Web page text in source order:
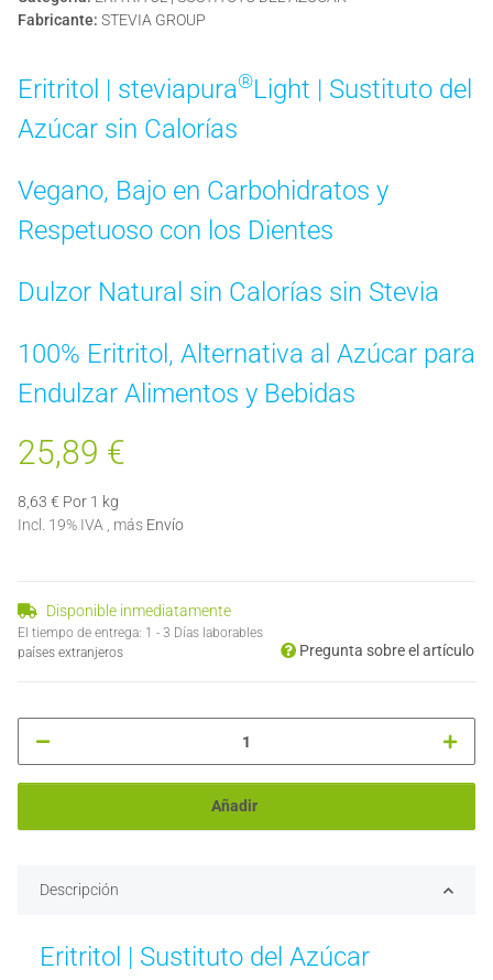
Fabricante: STEVIA GROUP
Eritritol | steviapura®Light | Sustituto del
Azúcar sin Calorías
Vegano, Bajo en Carbohidratos y
Respetuoso con los Dientes
Dulzor Natural sin Calorías sin Stevia
100% Eritritol, Alternativa al Azúcar para
Endulzar Alimentos y Bebidas
25,89 €
8,63 € Por 1 kg
Incl. 19% IVA , más Envío
Disponible inmediatamente
El tiempo de entrega: 1 - 3 Días laborables
países extranjeros
Pregunta sobre el artículo
Añadir
Descripción
Eritritol | Sustituto del Azúcar